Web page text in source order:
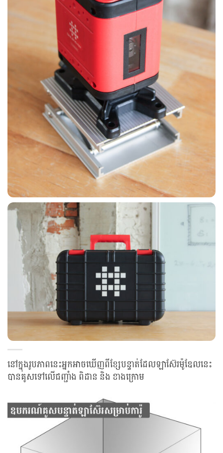
នៅក្នុងរូបភាពនេះអ្នកអាចឃើញពីខ្សែបន្ទាត់ដែលឡាស៊ែរម៉ូឌែលនេះ
បានគូសទៅលើជញ្ជាំង ពិដាន និង ខាងក្រោម